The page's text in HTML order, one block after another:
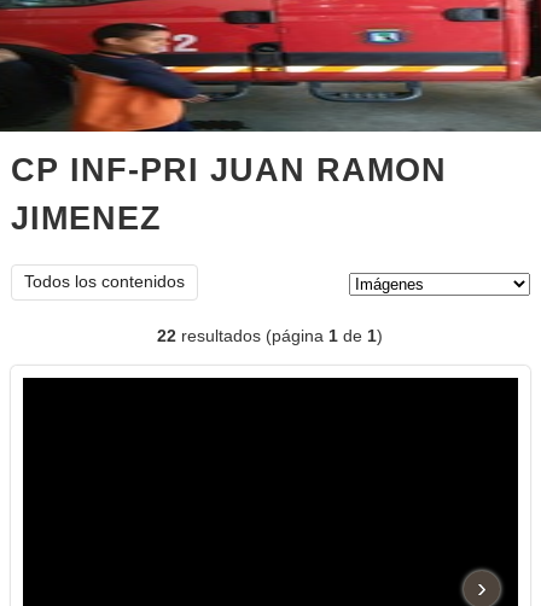
CP INF-PRI JUAN RAMON
JIMENEZ
Todos los contenidos
22 resultados (página1 de1)
›